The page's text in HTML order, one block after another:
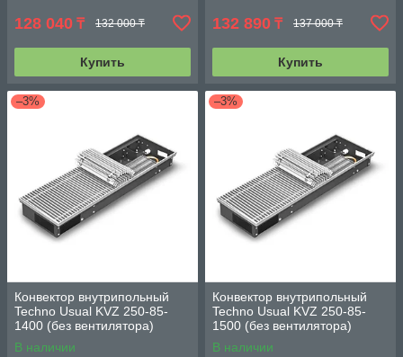
128 040 ₸ 132 000 ₸
Купить
132 890 ₸ 137 000 ₸
Купить
–3%
Конвектор внутрипольный
Techno Usual KVZ 250-85-
1400 (без вентилятора)
В наличии
–3%
Конвектор внутрипольный
Techno Usual KVZ 250-85-
1500 (без вентилятора)
В наличии